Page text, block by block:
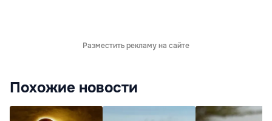
Разместить рекламу на сайте
Похожие новости